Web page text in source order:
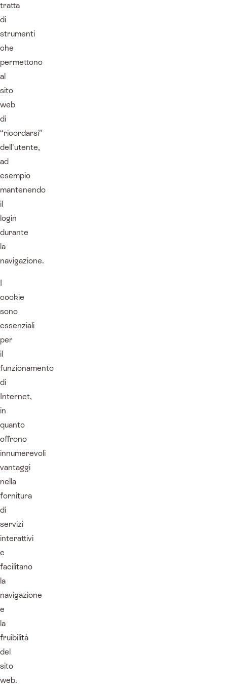
tratta
di
strumenti
che
permettono
al
sito
web
di
“ricordarsi”
dell'utente,
ad
esempio
mantenendo
il
login
durante
la
navigazione.
cookie
sono
essenziali
per
il
funzionamento
di
Internet,
in
quanto
offrono
innumerevoli
vantaggi
nella
fornitura
di
servizi
interattivi
e
facilitano
la
navigazione
e
la
fruibilità
del
sito
web.